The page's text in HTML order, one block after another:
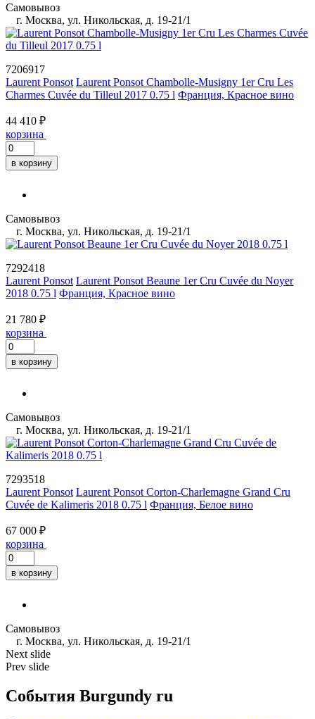
Самовывоз
г. Москва, ул. Никольская, д. 19-21/1
7206917
Laurent Ponsot Laurent Ponsot Chambolle-Musigny 1er Cru Les
Charmes Cuvée du Tilleul 2017 0.75 l Франция, Красное вино
44 410 ₽
корзина
в корзину
Самовывоз
г. Москва, ул. Никольская, д. 19-21/1
7292418
Laurent Ponsot Laurent Ponsot Beaune 1er Cru Cuvée du Noyer
2018 0.75 l Франция, Красное вино
21 780 ₽
корзина
в корзину
Самовывоз
г. Москва, ул. Никольская, д. 19-21/1
7293518
Laurent Ponsot Laurent Ponsot Corton-Charlemagne Grand Cru
Cuvée de Kalimeris 2018 0.75 l Франция, Белое вино
67 000 ₽
корзина
в корзину
Самовывоз
г. Москва, ул. Никольская, д. 19-21/1
Next slide
Prev slide
События Burgundy ru